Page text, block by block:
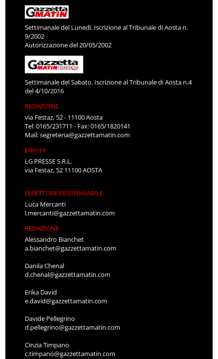
Settimanale del Lunedì. Iscrizione al Tribunale di Aosta n.
9/2002
Autorizzazione del 20/05/2002
Settimanale del Sabato. Iscrizione al Tribunale di Aosta n.4
del 4/10/2016
REDAZIONE
via Festaz, 52 - 11100 Aosta
Tel: 0165/231711 - Fax: 0165/1820141
Mail:segreteria@gazzettamatin.com
Editore
LG PRESSE S.R.L.
via Festaz, 52 11100 AOSTA
DIRETTORE RESPONSABILE
Luca Mercanti
l.mercanti@gazzettamatin.com
REDAZIONE
Alessandro Bianchet
a.bianchet@gazzettamatin.com
Danila Chenal
d.chenal@gazzettamatin.com
Erika David
e.david@gazzettamatin.com
Davide Pellegrino
d.pellegrino@gazzettamatin.com
Cinzia Timpano
c.timpano@gazzettamatin.com